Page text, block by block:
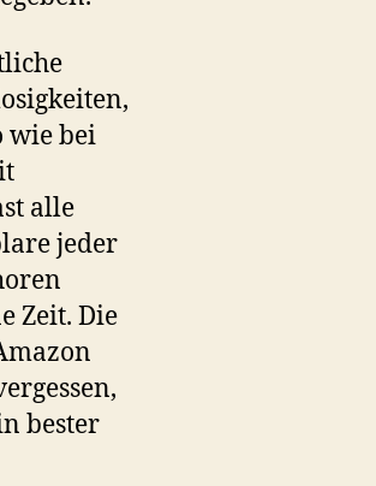
wie bei
alle
jeder
Zeit. Die
bester